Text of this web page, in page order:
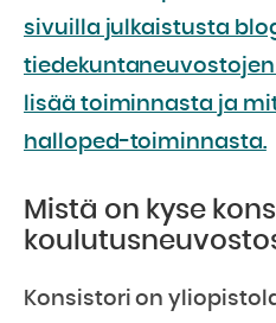
sivuilla julkaistusta
lisää toiminnasta ja
halloped-toiminnasta.
Mistä on kyse
Konsistori on